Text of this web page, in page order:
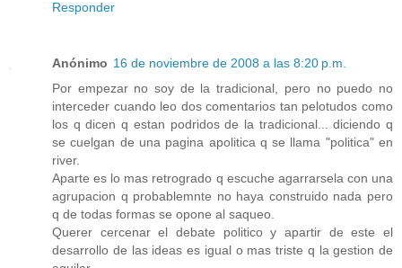
Responder
Anónimo 16 de noviembre de 2008 a las 8:20 p.m.
Por empezar no soy de la tradicional, pero no puedo no
interceder cuando leo dos comentarios tan pelotudos como
los q dicen q estan podridos de la tradicional... diciendo q
se cuelgan de una pagina apolitica q se llama "politica" en
river.
Aparte es lo mas retrogrado q escuche agarrarsela con una
agrupacion q probablemnte no haya construido nada pero
q de todas formas se opone al saqueo.
Querer cercenar el debate politico y apartir de este el
desarrollo de las ideas es igual o mas triste q la gestion de